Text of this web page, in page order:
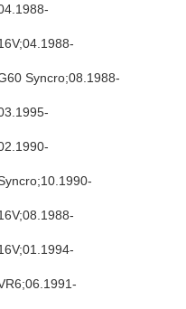
Syncro;08.1988-